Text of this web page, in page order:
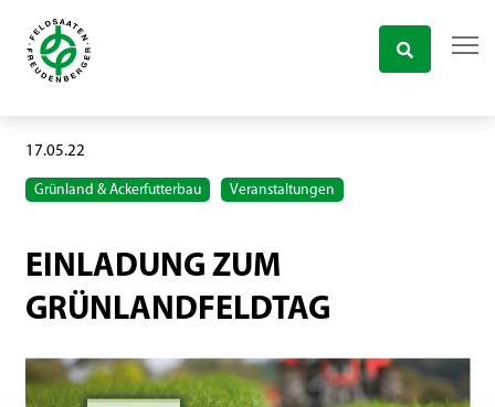
17.05.22
Grünland & Ackerfutterbau Veranstaltungen
EINLADUNG ZUM
GRÜNLANDFELDTAG